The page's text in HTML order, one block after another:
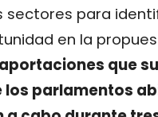
sectores para
en la
que
los parlamentos